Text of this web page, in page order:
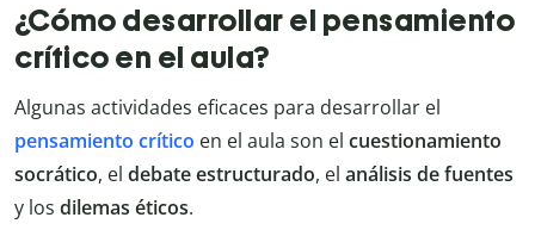
¿Cómo desarrollar el pensamiento
crítico en el aula?
Algunas actividades eficaces para desarrollar el
pensamiento crítico en el aula son el cuestionamiento
socrático, el debateestructurado, el análisis de fuentes
y los dilemas éticos.